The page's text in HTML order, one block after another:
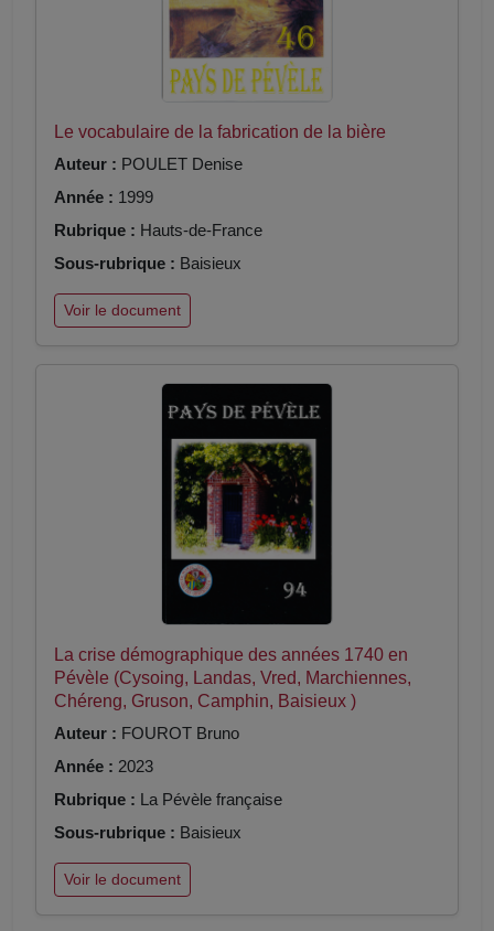
Le vocabulaire de la fabrication de la bière
Auteur : POULET Denise
Année : 1999
Rubrique : Hauts-de-France
Sous-rubrique : Baisieux
Voir le document
La crise démographique des années 1740 en
Pévèle (Cysoing, Landas, Vred, Marchiennes,
Chéreng, Gruson, Camphin, Baisieux )
Auteur : FOUROT Bruno
Année : 2023
Rubrique : La Pévèle française
Sous-rubrique : Baisieux
Voir le document